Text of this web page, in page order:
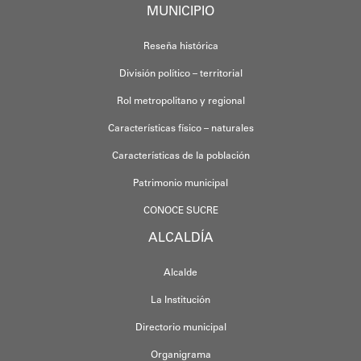
MUNICIPIO
Reseña histórica
División político – territorial
Rol metropolitano y regional
Características físico – naturales
Características de la población
Patrimonio municipal
CONOCE SUCRE
ALCALDÍA
Alcalde
La Institución
Directorio municipal
Organigrama